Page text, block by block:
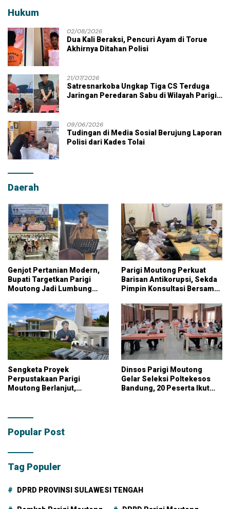
Hukum
02/08/2026
Dua Kali Beraksi, Pencuri Ayam di Torue
Akhirnya Ditahan Polisi
21/07/2026
Satresnarkoba Ungkap Tiga CS Terduga
Jaringan Peredaran Sabu di Wilayah Parigi
09/06/2026
Tudingan di Media Sosial Berujung Laporan
Polisi dari Kades Tolai
Daerah
Genjot Pertanian Modern,
Bupati Targetkan Parigi
Moutong Jadi Lumbung
Parigi Moutong Perkuat
Barisan Antikorupsi, Sekda
Pimpin Konsultasi Bersama
Sengketa Proyek
Perpustakaan Parigi
Moutong Berlanjut,
dengan Dana Pribadi
Dinsos Parigi Moutong
Gelar Seleksi Poltekesos
Bandung, 20 Peserta Ikut
Popular Post
Tag Populer
DPRD PROVINSI SULAWESI TENGAH